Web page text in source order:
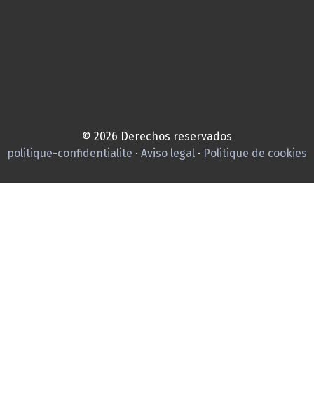
© 2026 Derechos reservados
politique-confidentialite · Aviso legal · Politique de cookies